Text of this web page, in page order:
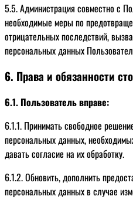
5.5. Администрация совместно с
необходимые меры по
отрицательных последствий,
персональных данных
6. Права и обязанности
6.1. Пользователь вправе:
6.1.1. Принимать свободное
персональных данных,
давать согласие на их обработку.
6.1.2. Обновить, дополнить
персональных данных в случае